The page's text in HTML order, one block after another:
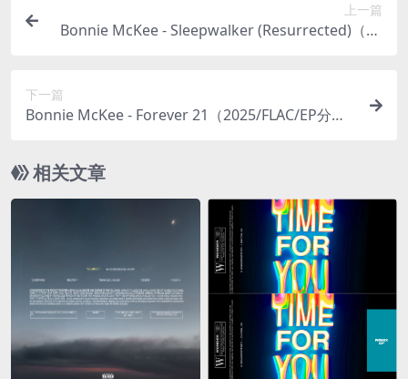
上一篇
Bonnie McKee - Sleepwalker (Resurrected)（20
下一篇
Bonnie McKee - Forever 21（2025/FLAC/EP分轨/
相关文章